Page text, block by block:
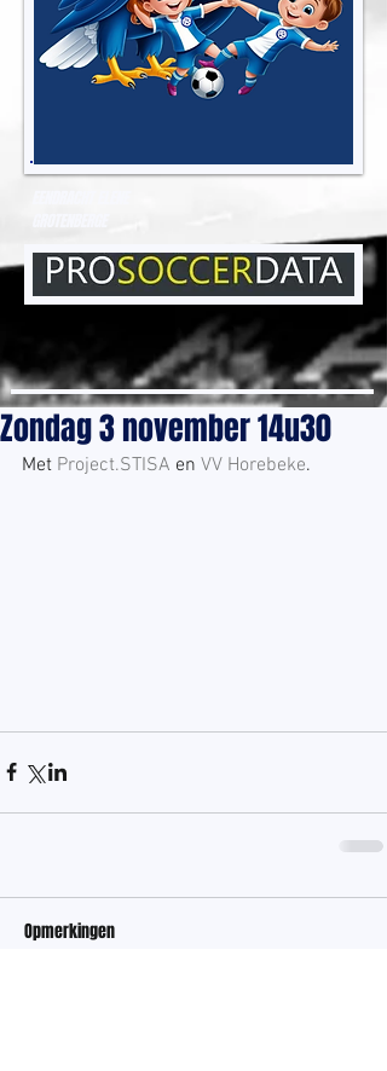
Zondag 3 november 14u30
Met Project.STISA en VV Horebeke.
Opmerkingen